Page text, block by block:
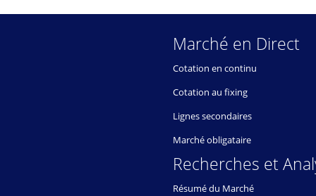
Marché en Direct
Cotation en continu
Cotation au fixing
Lignes secondaires
Marché obligataire
Recherches et
Résumé du Marché